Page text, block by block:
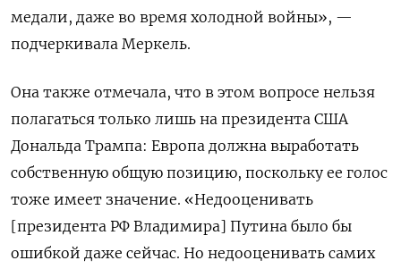
медали, даже во время холодной войны», —
подчеркивала Меркель.
Она также отмечала, что в этом вопросе нельзя
полагаться только лишь на президента США
Дональда Трампа: Европа должна выработать
собственную общую позицию, поскольку ее голос
тоже имеет значение. «Недооценивать
[президента РФ Владимира] Путина было бы
ошибкой даже сейчас. Но недооценивать самих